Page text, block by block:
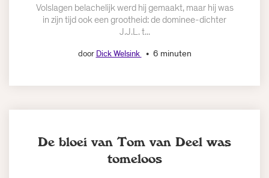
Volslagen belachelijk werd hij gemaakt, maar hij was
in zijn tijd ook een grootheid: de dominee-dichter
J.J.L. t...
door Dick Welsink 6 minuten
De bloei van Tom van Deel was
tomeloos